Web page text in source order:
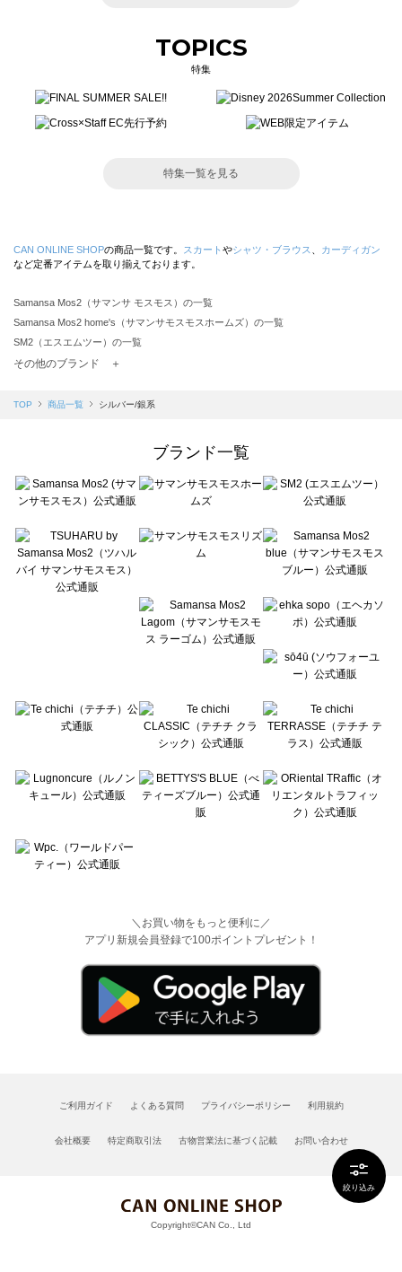
絞り込み
TOPICS
特集
特集一覧を見る
CAN ONLINE SHOPの商品一覧です。 スカート やシャツ・ブラウス
カーディガン
など定番アイテムを取り揃えております。
Samansa Mos2（サマンサ モスモス）の一覧
Samansa Mos2 home's（サマンサモスモスホームズ）の一覧
SM2（エスエムツー）の一覧
TSUHARU by Samansa Mos2（ツハルバイサマンサモスモス）の一覧
Samansa Mos2 blue（サマンサモスモス ブルー）の一覧
Te chichi（テチチ）の一覧
Te chichi CLASSIC（テチチ クラシック）の一覧
Lugnoncure（ルノンキュール）の一覧
BETTY'S BLUE（べティーズブルー）の一覧
Wpc.（ワールドパーティー）の一覧
その他のブランド ＋
TOP 商品一覧 シルバー/銀系
ブランド一覧
＼お買い物をもっと便利に／
アプリ新規会員登録で100ポイントプレゼント！
ご利用ガイド よくある質問 プライバシーポリシー 利用規約
会社概要 特定商取引法 古物営業法に基づく記載 お問い合わせ
Copyright©CAN Co., Ltd